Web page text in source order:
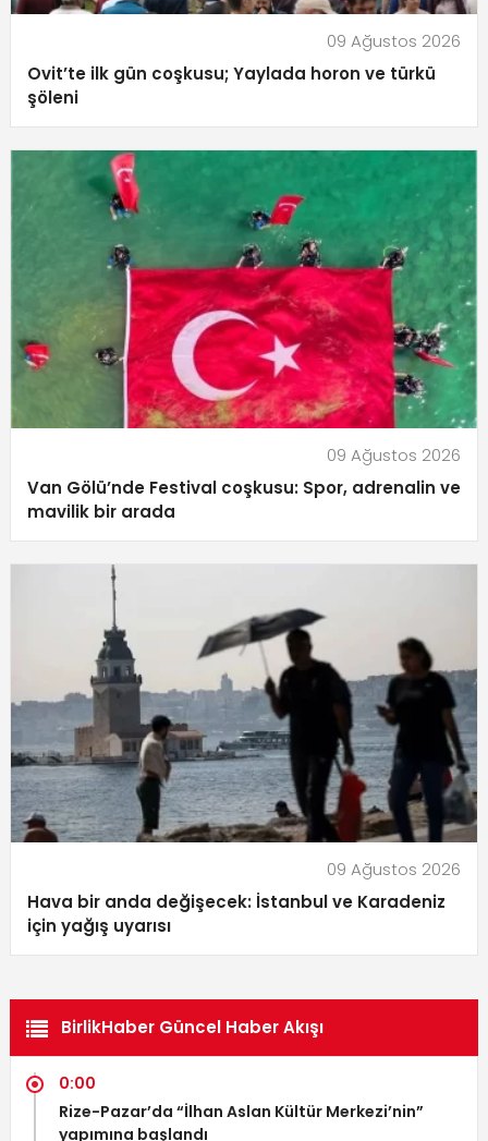
09 Ağustos 2026
Ovit’te ilk gün coşkusu; Yaylada horon ve türkü
şöleni
09 Ağustos 2026
Van Gölü’nde Festival coşkusu: Spor, adrenalin ve
mavilik bir arada
09 Ağustos 2026
Hava bir anda değişecek: İstanbul ve Karadeniz
için yağış uyarısı
BirlikHaber Güncel Haber Akışı
0:00
Rize-Pazar’da “İlhan Aslan Kültür Merkezi’nin”
yapımına başlandı